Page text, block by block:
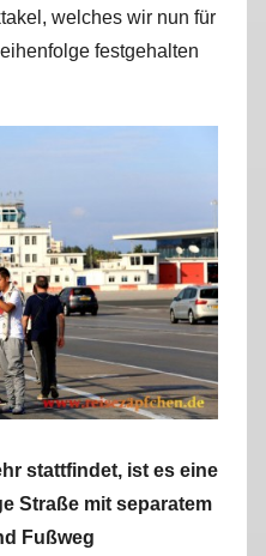
welches wir nun für
festgehalten
stattfindet, ist es eine
Straße mit separatem
Fußweg